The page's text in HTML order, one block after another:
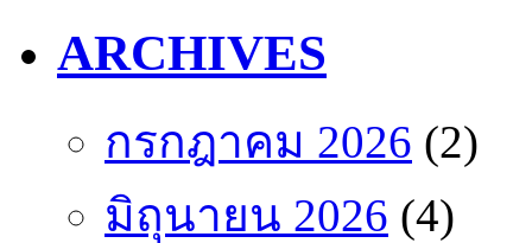
ARCHIVES
กรกฎาคม 2026 (2)
มิถุนายน 2026 (4)